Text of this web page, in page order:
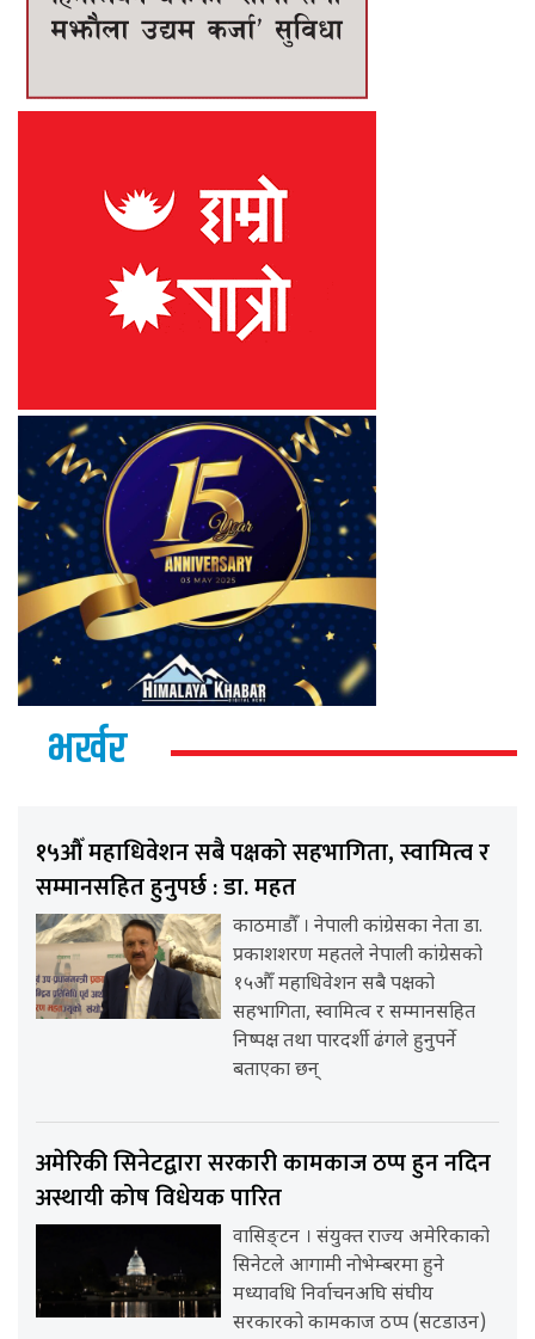
भर्खर
१५औँ महाधिवेशन सबै पक्षको सहभागिता, स्वामित्व र
सम्मानसहित हुनुपर्छ : डा. महत
काठमाडौँ । नेपाली कांग्रेसका नेता डा.
प्रकाशशरण महतले नेपाली कांग्रेसको
१५औँ महाधिवेशन सबै पक्षको
सहभागिता, स्वामित्व र सम्मानसहित
निष्पक्ष तथा पारदर्शी ढंगले हुनुपर्ने
बताएका छन्
अमेरिकी सिनेटद्वारा सरकारी कामकाज ठप्प हुन नदिन
अस्थायी कोष विधेयक पारित
वासिङ्टन । संयुक्त राज्य अमेरिकाको
सिनेटले आगामी नोभेम्बरमा हुने
मध्यावधि निर्वाचनअघि संघीय
सरकारको कामकाज ठप्प (सटडाउन)